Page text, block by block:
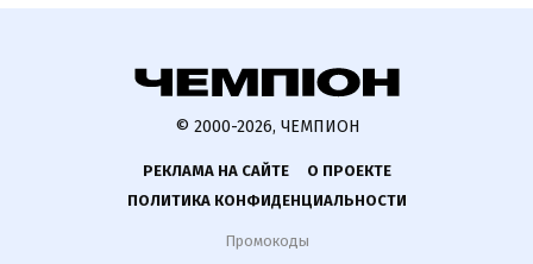
© 2000-2026, ЧЕМПИОН
РЕКЛАМА НА САЙТЕ
О ПРОЕКТЕ
ПОЛИТИКА КОНФИДЕНЦИАЛЬНОСТИ
Промокоды